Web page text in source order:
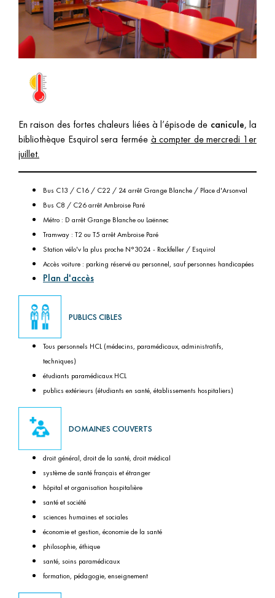
Les publications scientifiques des HCL (Lodex)
Sciences
ouvertes
Frais de publications en Open Access (GRAL)
HAL- HCL : Partager librement les savoirs
Baromètre français de la Science Ouverte
contact
Aide
En raison des fortes chaleurs liées à l’épisode de canicule, la
bibliothèque Esquirol sera fermée à compter de mercredi 1er
juillet.
Bus C13 / C16 / C22 / 24 arrêt Grange Blanche / Place d'Arsonval
Bus C8 / C26 arrêt Ambroise Paré
Métro : D arrêt Grange Blanche ou Laënnec
Tramway : T2 ou T5 arrêt Ambroise Paré
Station vélo'v la plus proche N°3024 - Rockfeller / Esquirol
Accès voiture : parking réservé au personnel, sauf personnes handicapées
Plan d'accès
PUBLICS CIBLES
Tous personnels HCL (médecins, paramédicaux, administratifs,
techniques)
étudiants paramédicaux HCL
publics extérieurs (étudiants en santé, établissements hospitaliers)
DOMAINES COUVERTS
droit général, droit de la santé, droit médical
système de santé français et étranger
hôpital et organisation hospitalière
santé et société
sciences humaines et sociales
économie et gestion, économie de la santé
philosophie, éthique
santé, soins paramédicaux
formation, pédagogie, enseignement